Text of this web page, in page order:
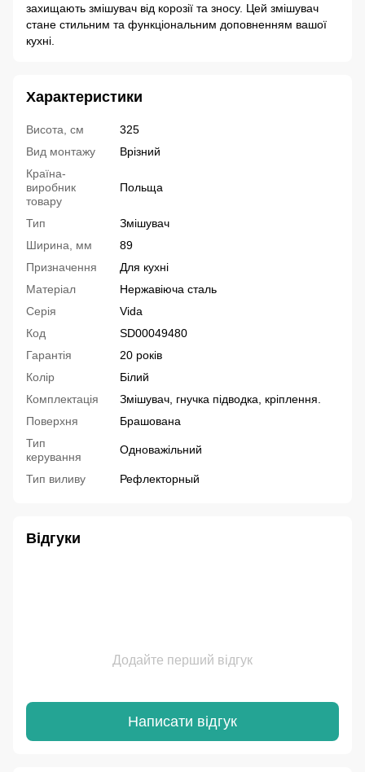
захищають змішувач від корозії та зносу. Цей змішувач
стане стильним та функціональним доповненням вашої
кухні.
Характеристики
Висота, см
325
Вид монтажу
Врізний
Країна-
виробник
товару
Польща
Тип
Змішувач
Ширина, мм
89
Призначення
Для кухні
Матеріал
Нержавіюча сталь
Серія
Vida
Код
SD00049480
Гарантія
20 років
Колір
Білий
Комплектація
Змішувач, гнучка підводка, кріплення.
Поверхня
Брашована
Тип
керування
Одноважільний
Тип виливу Рефлекторный
Відгуки
Додайте перший відгук
Написати відгук